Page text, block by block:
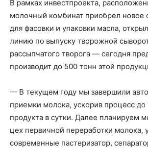
В рамках инвестпроекта,
молочный комбинат приобрел новое
для фасовки и упаковки масла,
линию по выпуску творожной
рассыпчатого творога — сегодня
производит до 500 тонн этой
— В текущем году мы завершили
приемки молока, ускорив процесс до
продукта в сутки. Далее планируем
цех первичной переработки молока,
современные пастеризатор,